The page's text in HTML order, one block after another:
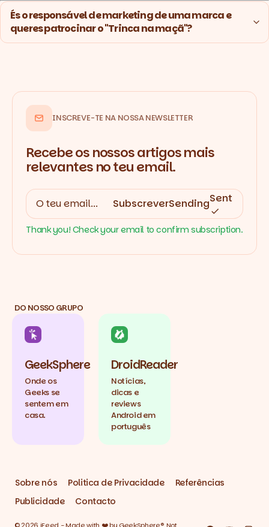
És o responsável de marketing de uma marca e
queres patrocinar o "Trinca na maçã"?
INSCREVE-TE NA NOSSA NEWSLETTER
Recebe os nossos artigos mais
relevantes no teu email.
SubscreverSendingSent
Thank you! Check your email to confirm subscription.
DO NOSSO GRUPO
GeekSphere
Onde os
Geeks se
sentem em
casa.
DroidReader
Notícias,
dicas e
reviews
Android em
português
Sobre nós Politica de Privacidade
Referências
Publicidade
Contacto